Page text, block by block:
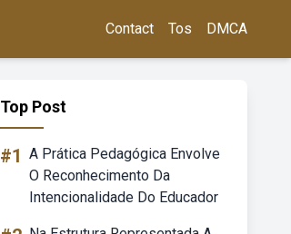
Contact Tos DMCA
Top Post
#1 A Prática Pedagógica Envolve
O Reconhecimento Da
Intencionalidade Do Educador